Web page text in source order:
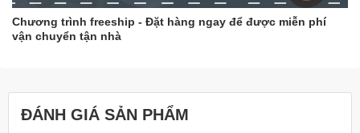
Chương trình freeship - Đặt hàng ngay để được miễn phí
vận chuyển tận nhà
ĐÁNH GIÁ SẢN PHẨM